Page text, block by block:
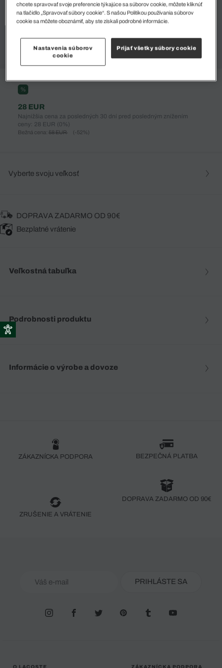
%
28 EUR
Najnižšia cena za posledných 30 dní pred posledným znížením
ceny: 28 EUR (0%)
Bežná cena: 58 EUR (-52%)
Vyberte svoju veľkosť
DOPRAVA ZADARMO OD 90€
Bezplatné vrátenie
Veľkostná tabuľka
Podrobnosti produktu
Informácie o výrobe a dovoze
ZÁKAZNÍCKA PODPORA BEZPEČNÁ PLATBA
ZRUŠENIE A VRÁTENIE
DOPRAVA ZADARMO OD 90€
PRIHLÁSTE SA
O LACOSTE ZÁKAZNÍCKA PODPORA
chcete spravovať svoje preferencie týkajúce sa súborov cookie, môžete kliknúť
na tlačidlo „Spravovať súbory cookie“. S našou Politikou používania súborov
cookie sa môžete oboznámiť, aby ste získali podrobné informácie.
Nastavenia súborov
cookie
Prijať všetky súbory cookie